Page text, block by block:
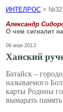
ИНТЕЛРОС >
Александр
О чем сигналит
06 мая 2013
Ханский
Батайск –
называемого
карты Родины
вымарать